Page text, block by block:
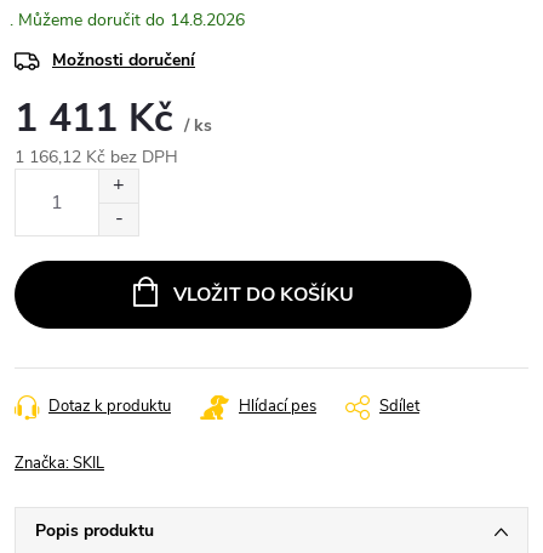
14.8.2026
Možnosti doručení
1 411 Kč / ks
1 166,12 Kč bez DPH
VLOŽIT DO KOŠÍKU
Dotaz k produktu Hlídací pes Sdílet
Značka:SKIL
Popis produktu